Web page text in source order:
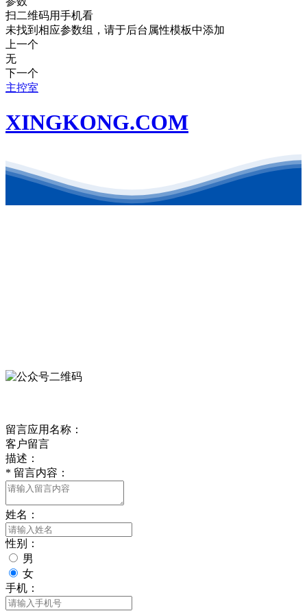
扫二维码用手机看
未找到相应参数组，请于后台属性模板中添加
上一个
无
下一个
主控室
XINGKONG.COM
留言应用名称：
客户留言
描述：
* 留言内容：
姓名：
性别：
男
女
手机：